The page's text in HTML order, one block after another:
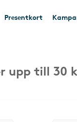
Presentkort
upp till 30